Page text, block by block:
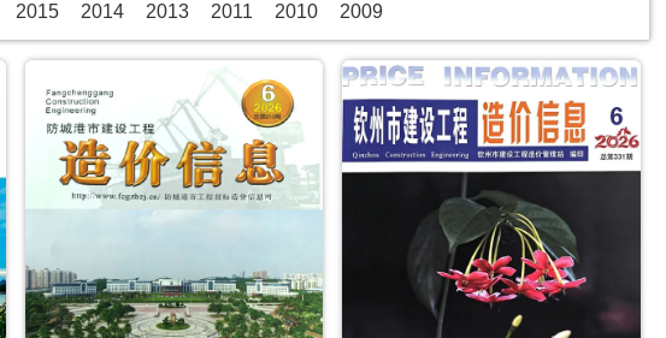
2015 2014 2013 2011 2010 2009